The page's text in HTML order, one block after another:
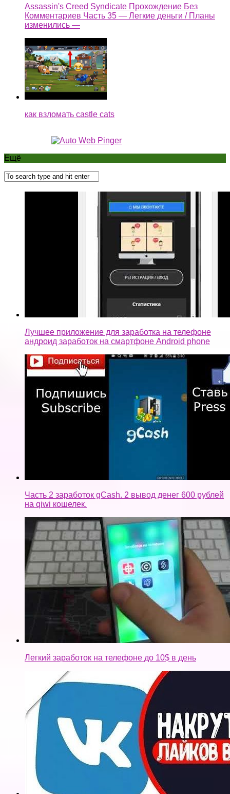
Assassin's Creed Syndicate Прохождение Без
Комментариев Часть 35 — Легкие деньги / Планы
изменились —
как взломать castle cats
Ещё
Лучшее приложение для заработка на телефоне
андроид заработок на смартфоне Android phone
Часть 2 заработок gCash. 2 вывод денег 600 рублей
на qiwi кошелек.
Легкий заработок на телефоне до 10$ в день